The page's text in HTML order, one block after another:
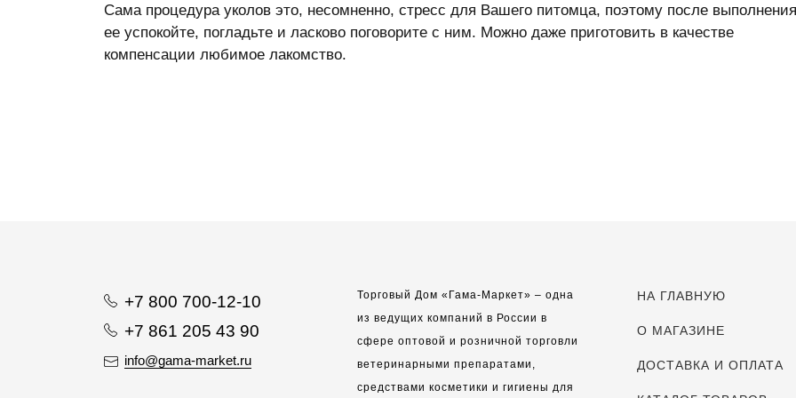
Сама процедура уколов это, несомненно, стресс для Вашего питомца, поэтому после выполнения
ее успокойте, погладьте и ласково поговорите с ним. Можно даже приготовить в качестве
компенсации любимое лакомство.
+7 800 700-12-10
+7 861 205 43 90
info@gama-market.ru
Торговый Дом «Гама-Маркет» – одна
из ведущих компаний в России в
сфере оптовой и розничной торговли
ветеринарными препаратами,
средствами косметики и гигиены для
НА ГЛАВНУЮ
О МАГАЗИНЕ
ДОСТАВКА И ОПЛАТА